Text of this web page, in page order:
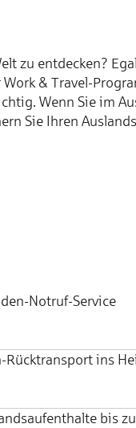
zu entdecken?
& Travel-
Wenn Sie im
Sie Ihren
Notruf-Service
Rücktransport ins
bis